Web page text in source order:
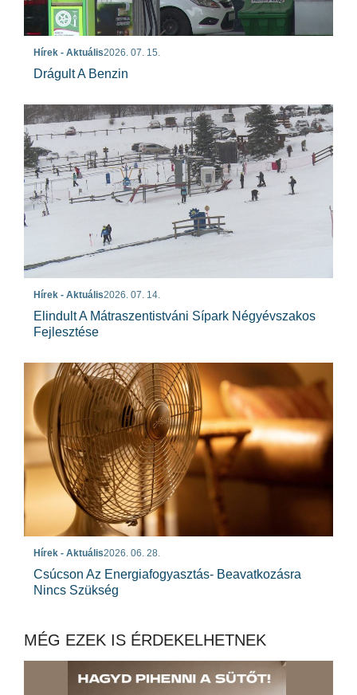
Hírek - Aktuális2026. 07. 15.
Drágult A Benzin
Hírek - Aktuális2026. 07. 14.
Elindult A Mátraszentistváni Sípark Négyévszakos
Fejlesztése
Hírek - Aktuális2026. 06. 28.
Csúcson Az Energiafogyasztás- Beavatkozásra
Nincs Szükség
MÉG EZEK IS ÉRDEKELHETNEK